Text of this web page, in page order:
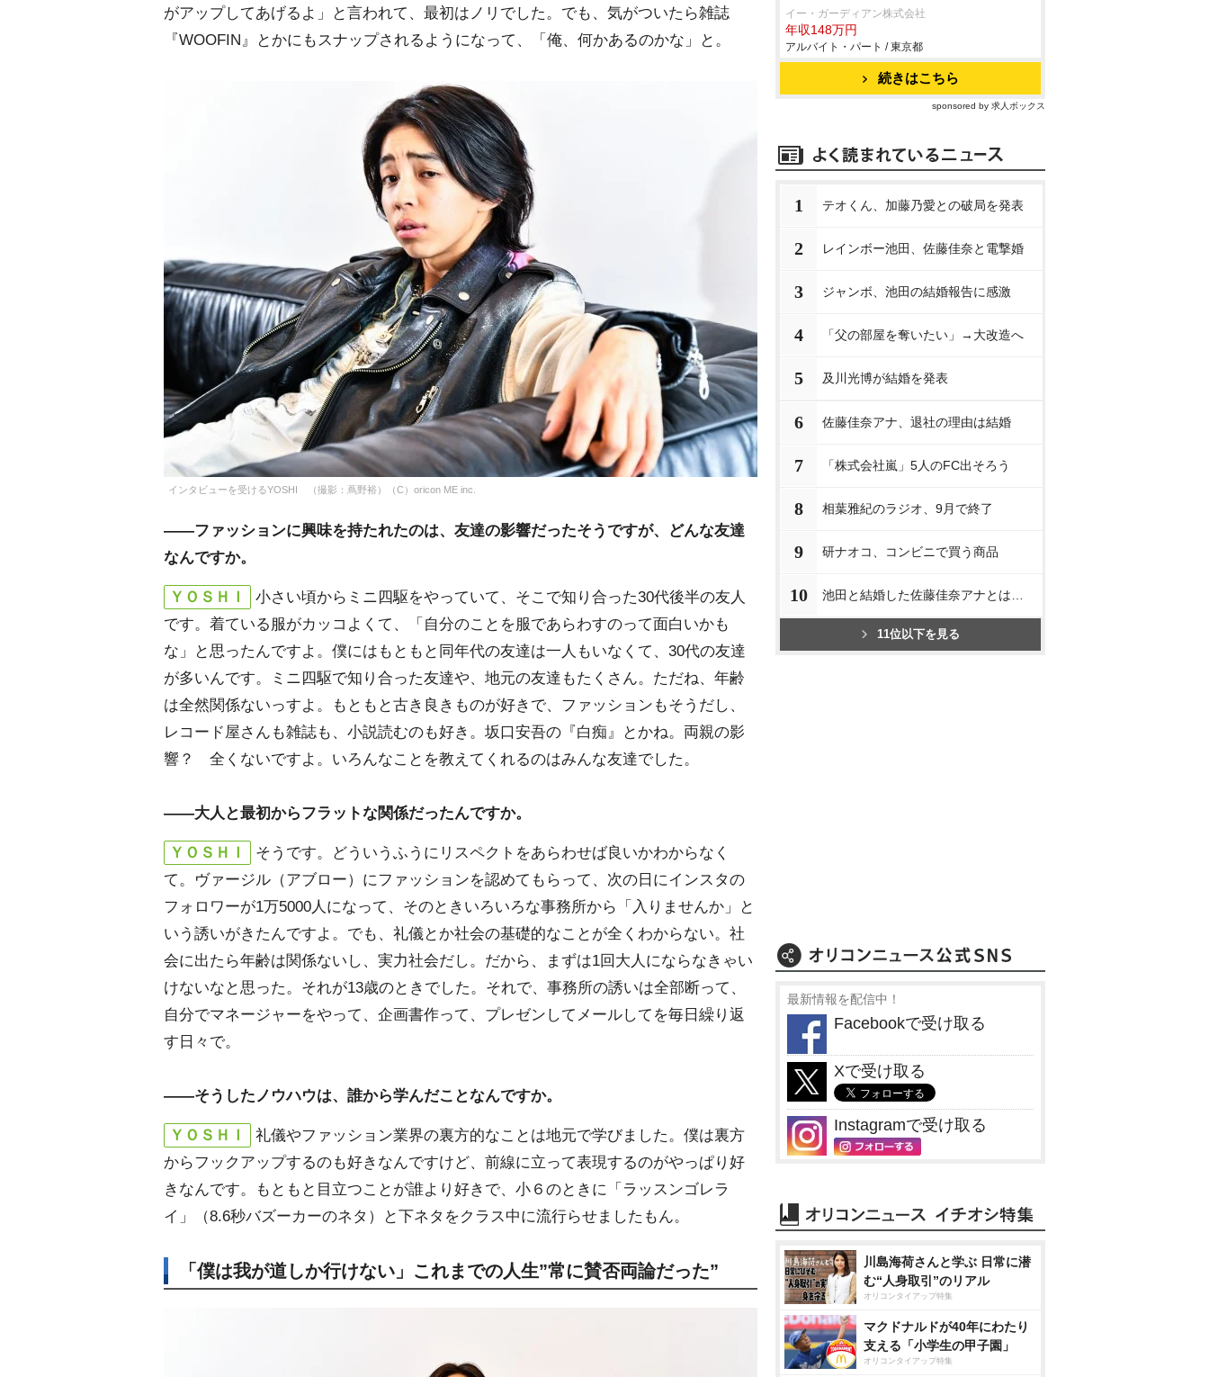
がアップしてあげるよ」と言われて、最初はノリでした。でも、気がついたら雑誌
『WOOFIN』とかにもスナップされるようになって、「俺、何かあるのかな」と。
インタビューを受けるYOSHI （撮影：蔦野裕）（C）oricon ME inc.
――ファッションに興味を持たれたのは、友達の影響だったそうですが、どんな友達
なんですか。
ＹＯＳＨＩ
小さい頃からミニ四駆をやっていて、そこで知り合った30代後半の友人
です。着ている服がカッコよくて、「自分のことを服であらわすのって面白いかも
な」と思ったんですよ。僕にはもともと同年代の友達は一人もいなくて、30代の友達
が多いんです。ミニ四駆で知り合った友達や、地元の友達もたくさん。ただね、年齢
は全然関係ないっすよ。もともと古き良きものが好きで、ファッションもそうだし、
レコード屋さんも雑誌も、小説読むのも好き。坂口安吾の『白痴』とかね。両親の影
響？ 全くないですよ。いろんなことを教えてくれるのはみんな友達でした。
――大人と最初からフラットな関係だったんですか。
ＹＯＳＨＩ
そうです。どういうふうにリスペクトをあらわせば良いかわからなく
て。ヴァージル（アブロー）にファッションを認めてもらって、次の日にインスタの
フォロワーが1万5000人になって、そのときいろいろな事務所から「入りませんか」と
いう誘いがきたんですよ。でも、礼儀とか社会の基礎的なことが全くわからない。社
会に出たら年齢は関係ないし、実力社会だし。だから、まずは1回大人にならなきゃい
けないなと思った。それが13歳のときでした。それで、事務所の誘いは全部断って、
自分でマネージャーをやって、企画書作って、プレゼンしてメールしてを毎日繰り返
す日々で。
――そうしたノウハウは、誰から学んだことなんですか。
ＹＯＳＨＩ
礼儀やファッション業界の裏方的なことは地元で学びました。僕は裏方
からフックアップするのも好きなんですけど、前線に立って表現するのがやっぱり好
きなんです。もともと目立つことが誰より好きで、小６のときに「ラッスンゴレラ
イ」（8.6秒バズーカーのネタ）と下ネタをクラス中に流行らせましたもん。
「僕は我が道しか行けない」これまでの人生”常に賛否両論だった”
イー・ガーディアン株式会社
年収148万円
アルバイト・パート / 東京都
続きはこちら
sponsored by 求人ボックス
1 テオくん、加藤乃愛との破局を発表
2 レインボー池田、佐藤佳奈と電撃婚
3 ジャンボ、池田の結婚報告に感激
4 「父の部屋を奪いたい」→大改造へ
5 及川光博が結婚を発表
6 佐藤佳奈アナ、退社の理由は結婚
7 「株式会社嵐」5人のFC出そろう
8 相葉雅紀のラジオ、9月で終了
9 研ナオコ、コンビニで買う商品
10 池田と結婚した佐藤佳奈アナとは…
11位以下を見る
最新情報を配信中！
Facebookで受け取る
Xで受け取る
Instagramで受け取る
川島海荷さんと学ぶ 日常に潜
む“人身取引”のリアル
オリコンタイアップ特集
マクドナルドが40年にわたり
支える「小学生の甲子園」
オリコンタイアップ特集